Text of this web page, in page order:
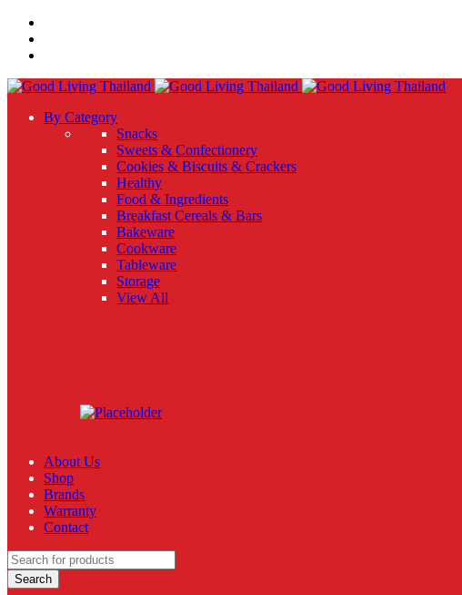
By Category
Snacks
Sweets & Confectionery
Cookies & Biscuits & Crackers
Healthy
Food & Ingredients
Breakfast Cereals & Bars
Bakeware
Cookware
Tableware
Storage
View All
About Us
Shop
Brands
Warranty
Contact